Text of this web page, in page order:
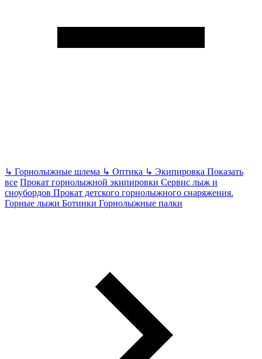
↳ Горнолыжные шлема ↳ Оптика ↳ Экипировка Показать
все Прокат горнолыжной экипировки Сервис лыж и
сноубордов Прокат детского горнолыжного снаряжения.
Горные лыжи Ботинки Горнолыжные палки